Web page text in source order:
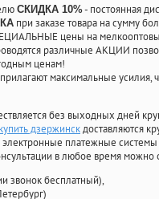
СКИДКА 10%- постоянная
при заказе товара на сумму
цены на
различные АКЦИИ
ценам!
максимальные усилия,
без выходных дней
дзержинскдоставляются
платежные
в любое время можно
звонок бесплатный),